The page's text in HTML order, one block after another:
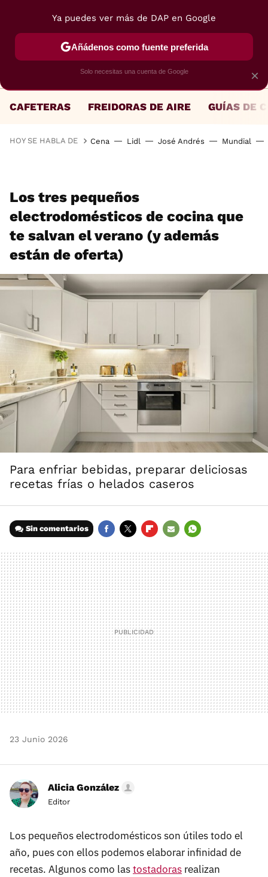
CAFETERAS FREIDORAS DE AIRE GUÍAS DE
HOY SE HABLA DE Cena Lidl José Andrés Mundial
Los tres pequeños
electrodomésticos de cocina que
te salvan el verano (y además
están de oferta)
Para enfriar bebidas, preparar deliciosas
recetas frías o helados caseros
Sin comentarios
MAIL
23 Junio 2026
Alicia González
Editor
Los pequeños electrodomésticos son útiles todo el
año, pues con ellos podemos elaborar infinidad de
recetas. Algunos como lastostadoras realizan
×
Ya puedes ver más de DAP en Google
Añádenos como fuente preferida
Solo necesitas una cuenta de Google